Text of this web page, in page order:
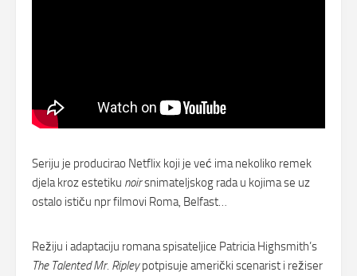
Seriju je producirao Netflix koji je već ima nekoliko remek
djela kroz estetiku noirsnimateljskog rada u kojima se uz
ostalo ističu npr filmovi Roma, Belfast…
Režiju i adaptaciju romana spisateljice Patricia Highsmith’s
The Talented Mr. Ripleypotpisuje američki scenarist i režiser